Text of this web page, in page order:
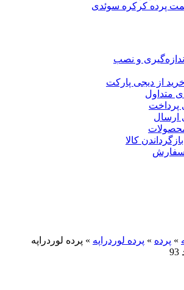
پرده کرکره سوئدی
و نصب
از دیجی پارکت
کالا
پرده»پرده لوردراپه»پرده لوردراپه